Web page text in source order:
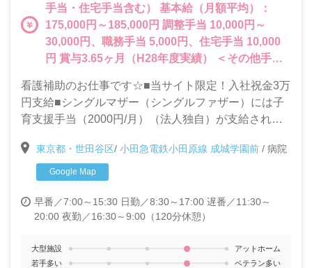
手当・住宅手当含む） 基本給（月額平均）：
175,000円～185,000円 調整手当 10,000円～
30,000円、職務手当 5,000円、住宅手当 10,000
円 賞与3.65ヶ月（H28年度実績） ＜その他手当
円（H30年4月～）・7,500円（～H30年4月）
看護補助のお仕事です☆■当サイト限定！入社祝金3万
円支給■シングルマザー（シングルファザー）には子
育支援手当（2000円/月）（法人独自）が支給されま
東京都・世田谷区/ 小田急電鉄小田原線 成城学園前 / 病院
Google Map
早番／7:00～15:30 日勤／8:30～17:00 遅番／11:30～
20:00 夜勤／16:30～9:00（120分休憩）
大型施設
アットホーム
若手多い
ベテラン多い